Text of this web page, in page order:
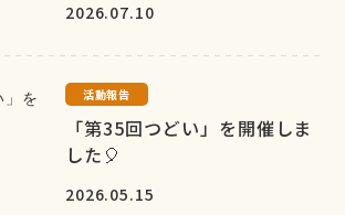
2026.07.10
活動報告
「第35回つどい」を開催しま
した🎈
2026.05.15